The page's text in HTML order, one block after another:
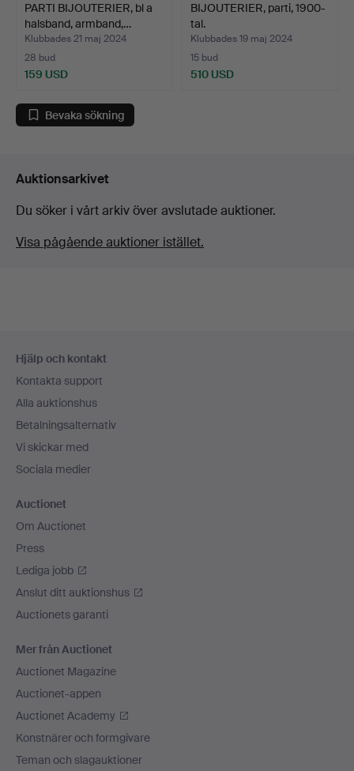
PARTI BIJOUTERIER, bl a
halsband, armband,…
Klubbades 21 maj 2024
28 bud
159 USD
BIJOUTERIER, parti, 1900-
tal.
Klubbades 19 maj 2024
15 bud
510 USD
Bevaka sökning
Auktionsarkivet
Du söker i vårt arkiv över avslutade auktioner.
Visa pågående auktioner istället.
Hjälp och kontakt
Kontakta support
Alla auktionshus
Betalningsalternativ
Vi skickar med
Sociala medier
Auctionet
Om Auctionet
Press
Lediga jobb
Anslut ditt auktionshus
Auctionets garanti
Mer från Auctionet
Auctionet Magazine
Auctionet-appen
Auctionet Academy
Konstnärer och formgivare
Teman och slagauktioner